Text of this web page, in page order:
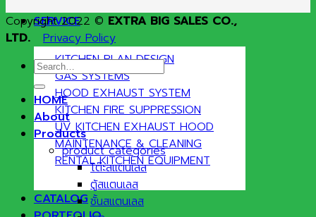
SERVICE
KITCHEN PLAN DESIGN
GAS SYSTEMS
HOOD EXHAUST SYSTEM
KITCHEN FIRE SUPPRESSION
UV KITCHEN EXHAUST HOOD
MAINTENANCE & CLEANING
RENTAL KITCHEN EQUIPMENT
CATALOG
Copyright 2022 © EXTRA BIG SALES CO.,
LTD.
Privacy Policy
Search
for:
HOME
About
Products
product categories
โต๊ะสแตนเลส
ตู้สแตนเลส
ชั้นสแตนเลส